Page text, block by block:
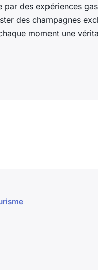
par des expériences
des champagnes
moment une